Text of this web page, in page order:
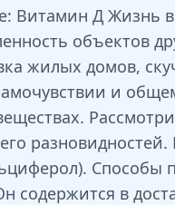
Витамин Д Жизнь
объектов
жилых домов,
и
в